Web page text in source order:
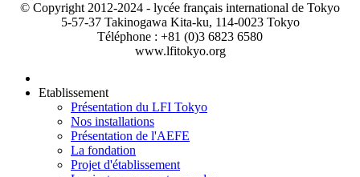
© Copyright 2012-2024 - lycée français international de Tokyo
5-57-37 Takinogawa Kita-ku, 114-0023 Tokyo
Téléphone : +81 (0)3 6823 6580
www.lfitokyo.org
Etablissement
Présentation du LFI Tokyo
Nos installations
Présentation de l'AEFE
La fondation
Projet d'établissement